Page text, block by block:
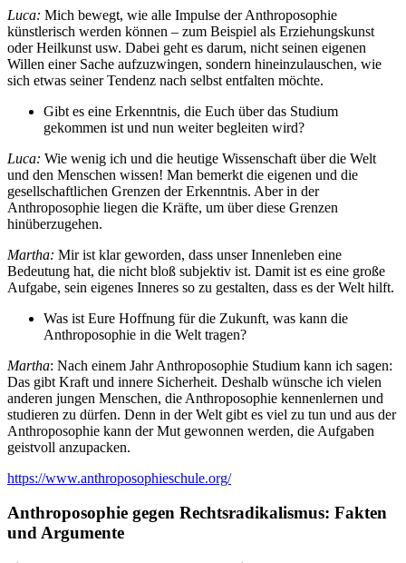
Luca: Mich bewegt, wie alle Impulse der Anthroposophie
künstlerisch werden können – zum Beispiel als Erziehungskunst
oder Heilkunst usw. Dabei geht es darum, nicht seinen eigenen
Willen einer Sache aufzuzwingen, sondern hineinzulauschen, wie
sich etwas seiner Tendenz nach selbst entfalten möchte.
Gibt es eine Erkenntnis, die Euch über das Studium
gekommen ist und nun weiter begleiten wird?
Luca: Wie wenig ich und die heutige Wissenschaft über die Welt
und den Menschen wissen! Man bemerkt die eigenen und die
gesellschaftlichen Grenzen der Erkenntnis. Aber in der
Anthroposophie liegen die Kräfte, um über diese Grenzen
hinüberzugehen.
Martha: Mir ist klar geworden, dass unser Innenleben eine
Bedeutung hat, die nicht bloß subjektiv ist. Damit ist es eine große
Aufgabe, sein eigenes Inneres so zu gestalten, dass es der Welt hilft.
Was ist Eure Hoffnung für die Zukunft, was kann die
Anthroposophie in die Welt tragen?
Martha: Nach einem Jahr Anthroposophie Studium kann ich sagen:
Das gibt Kraft und innere Sicherheit. Deshalb wünsche ich vielen
anderen jungen Menschen, die Anthroposophie kennenlernen und
studieren zu dürfen. Denn in der Welt gibt es viel zu tun und aus der
Anthroposophie kann der Mut gewonnen werden, die Aufgaben
geistvoll anzupacken.
https://www.anthroposophieschule.org/
Anthroposophie gegen Rechtsradikalismus: Fakten
und Argumente